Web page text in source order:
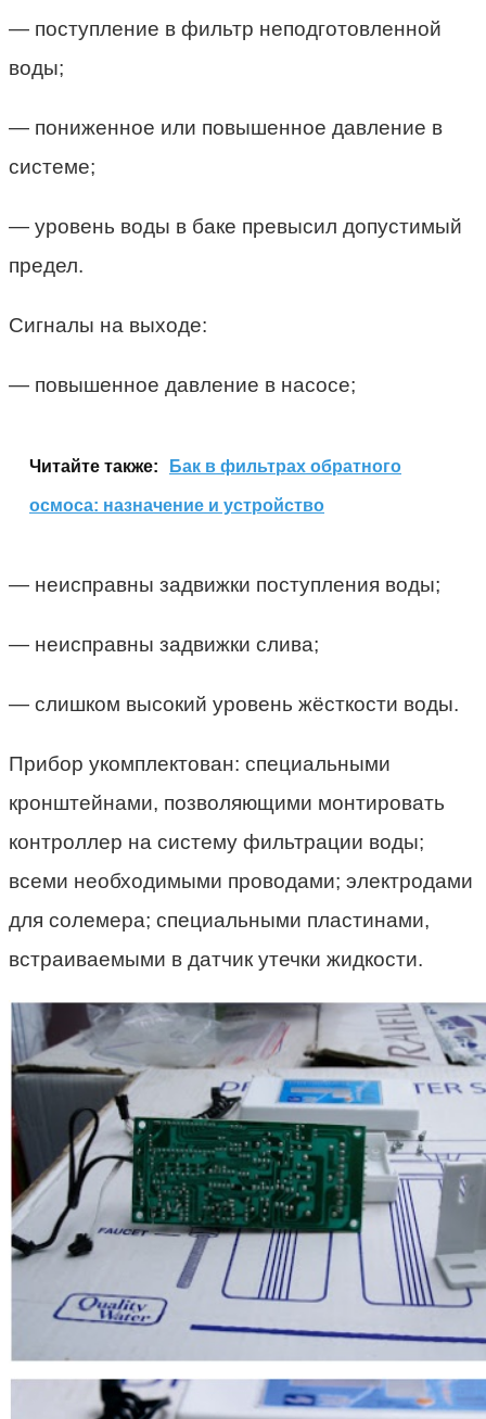
— поступление в фильтр неподготовленной
воды;
— пониженное или повышенное давление в
системе;
— уровень воды в баке превысил допустимый
предел.
Сигналы на выходе:
— повышенное давление в насосе;
Читайте также: Бак в фильтрах обратного
осмоса: назначение и устройство
— неисправны задвижки поступления воды;
— неисправны задвижки слива;
— слишком высокий уровень жёсткости воды.
Прибор укомплектован: специальными
кронштейнами, позволяющими монтировать
контроллер на систему фильтрации воды;
всеми необходимыми проводами; электродами
для солемера; специальными пластинами,
встраиваемыми в датчик утечки жидкости.